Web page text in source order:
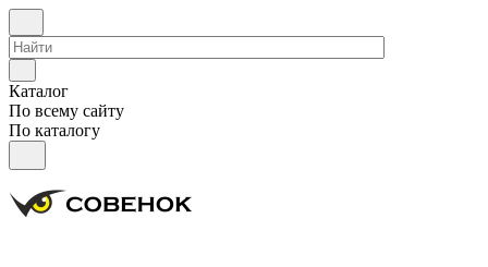
Каталог
По всему сайту
По каталогу